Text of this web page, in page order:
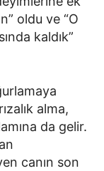
oldu ve “O
kaldık”
alma,
da gelir.
canın son